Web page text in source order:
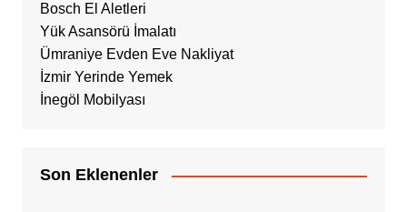
Bosch El Aletleri
Yük Asansörü İmalatı
Ümraniye Evden Eve Nakliyat
İzmir Yerinde Yemek
İnegöl Mobilyası
Son Eklenenler